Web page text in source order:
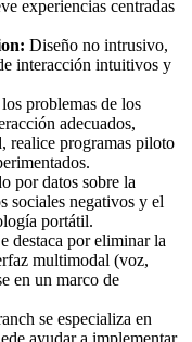
experiencias centradas
Diseño no intrusivo,
interacción intuitivos y
problemas de los
adecuados,
realice programas piloto
por datos sobre la
sociales negativos y el
portátil.
destaca por eliminar la
multimodal (voz,
en un marco de
se especializa en
ayudar a implementar